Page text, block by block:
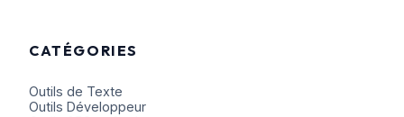
CATÉGORIES
Outils de Texte
Outils Développeur